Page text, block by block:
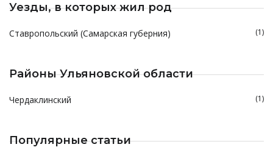
Уезды, в которых жил род
Ставропольский (Самарская губерния) (1)
Районы Ульяновской области
Чердаклинский (1)
Популярные статьи